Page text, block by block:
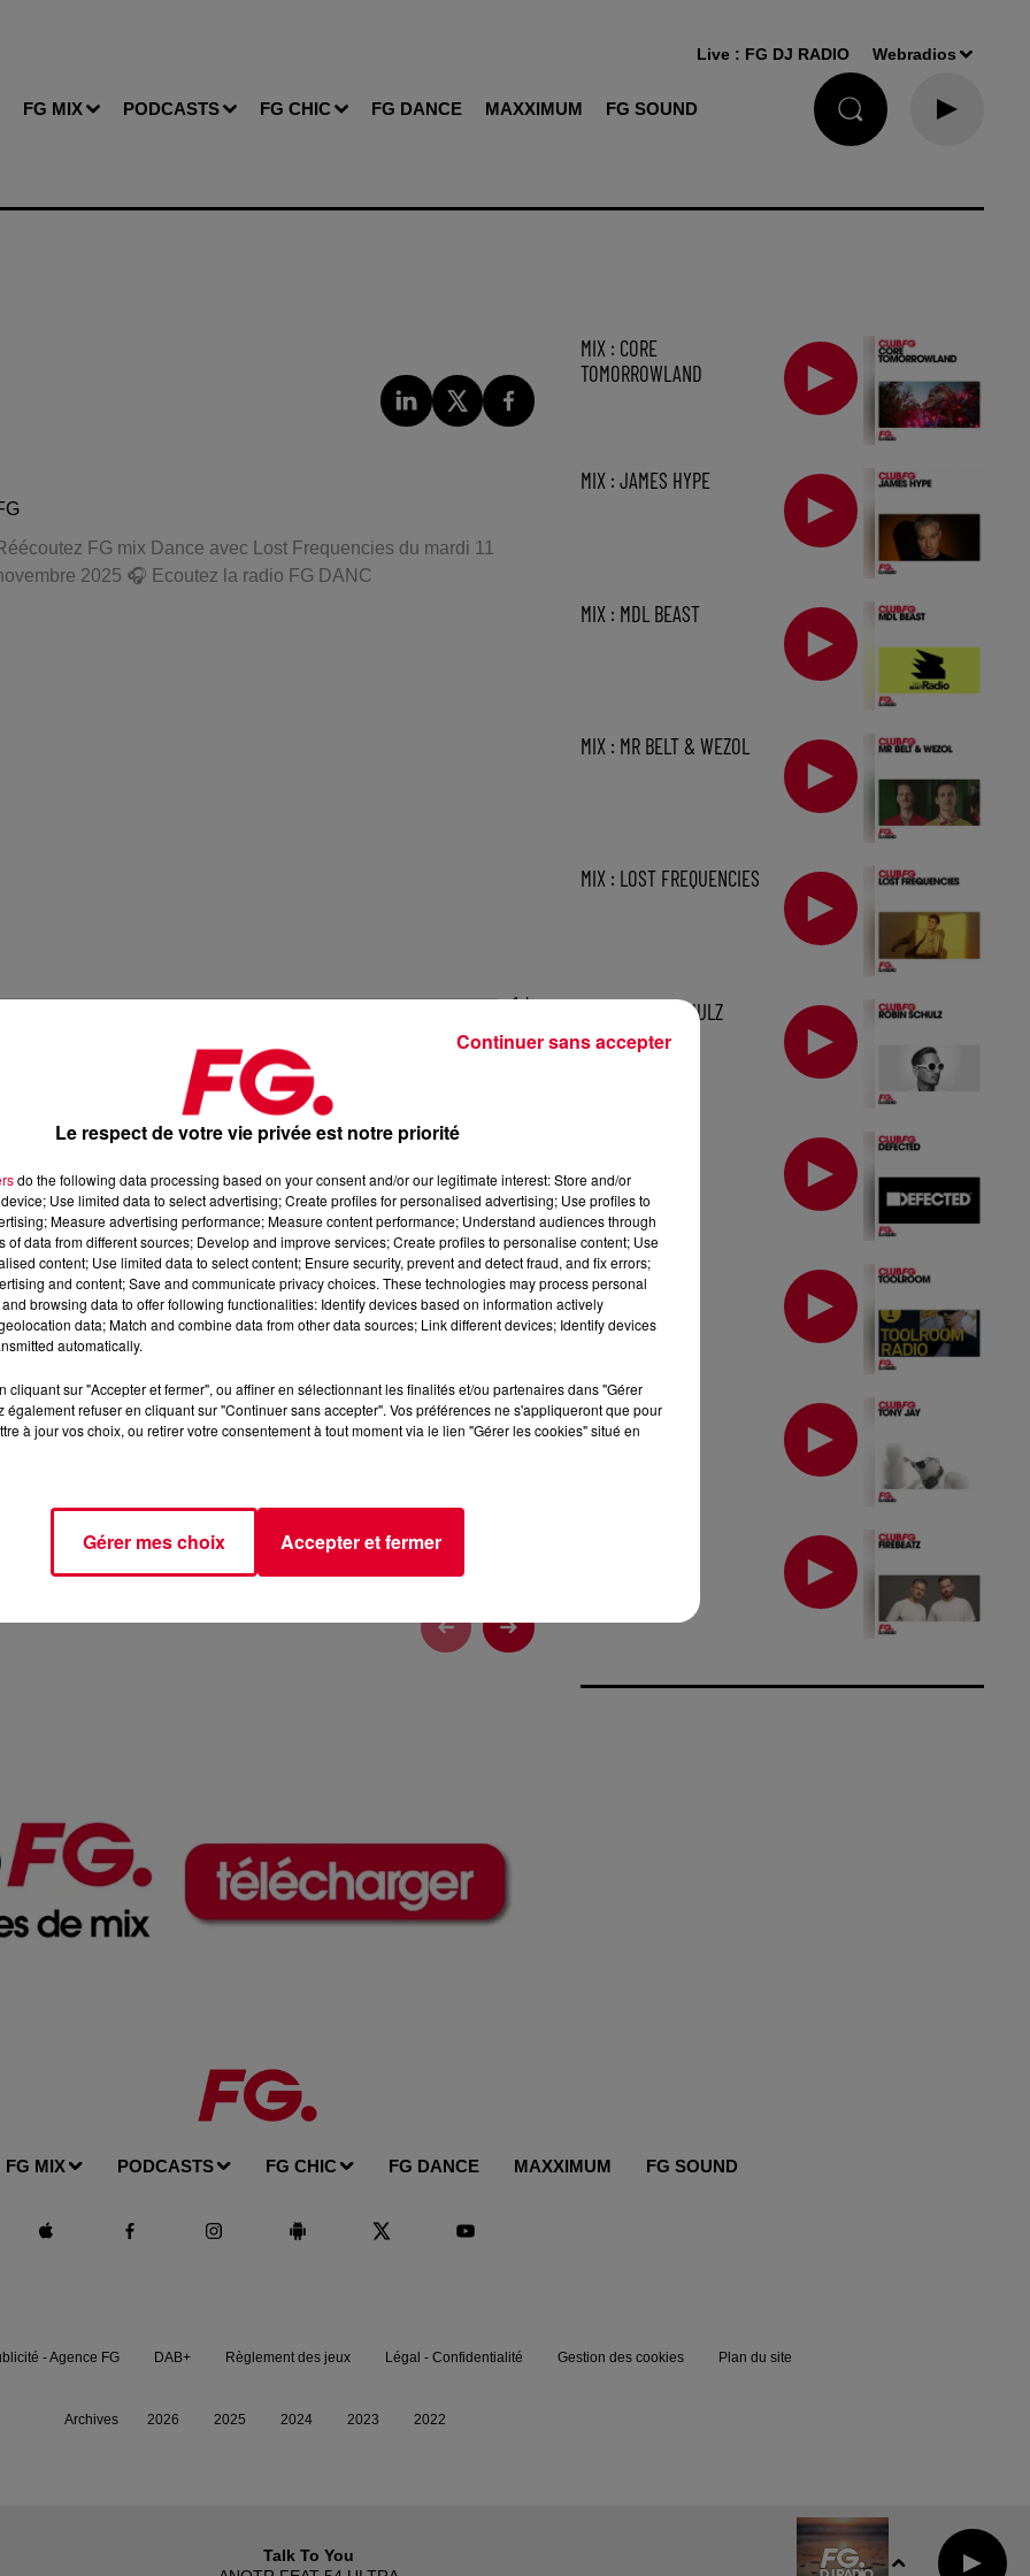
FG MIX PODCASTS FG CHIC FG DANCE MAXXIMUM FG SOUND
Live : FG DJ RADIO Webradios
FG mix Dance avec Lost Frequencies du mardi 11
2025 🎧 Ecoutez la radio FG DANC
1 h
11 novembre 2025
, 📱 et sur l’Application FG (IOShttps://urlz.fr/hhZxGoogle
rave et tech-house
MIX : CORE
TOMORROWLAND
MIX : JAMES HYPE
MIX : MDL BEAST
MIX : MR BELT & WEZOL
MIX : LOST FREQUENCIES
MIX : ROBIN SCHULZ
MIX : TOOLROOM
MIX : TONY JAY
FG MIX PODCASTS FG CHIC FG DANCE MAXXIMUM FG SOUND
Talk To You
- Agence FG DAB+ Règlement des jeux Légal - Confidentialité Gestion des cookies Plan du site
Archives 2026 2025 2024 2023 2022
Le respect de votre vie privée est notre priorité
do the following data processing based on your consent and/or our legitimate interest: Store and/or
Use limited data to select advertising; Create profiles for personalised advertising; Use profiles to
Measure advertising performance; Measure content performance; Understand audiences through
of data from different sources; Develop and improve services; Create profiles to personalise content; Use
content; Use limited data to select content; Ensure security, prevent and detect fraud, and fix errors;
and content; Save and communicate privacy choices. These technologies may process personal
browsing data to offer following functionalities: Identify devices based on information actively
data; Match and combine data from other data sources; Link different devices; Identify devices
automatically.
cliquant sur "Accepter et fermer", ou affiner en sélectionnant les finalités et/ou partenaires dans "Gérer
également refuser en cliquant sur "Continuer sans accepter". Vos préférences ne s'appliqueront que pour
à jour vos choix, ou retirer votre consentement à tout moment via le lien "Gérer les cookies" situé en
Gérer mes choix Accepter et fermer
Continuer sans accepter